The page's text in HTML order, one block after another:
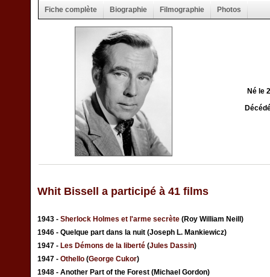
Fiche complète Biographie Filmographie Photos
Né le
Whit Bissell a participé à 41 films
1943 - Sherlock Holmes et l'arme secrète (Roy William Neill)
1946 - Quelque part dans la nuit (Joseph L. Mankiewicz)
1947 - Les Démons de la liberté (Jules Dassin)
1947 - Othello (George Cukor)
1948 - Another Part of the Forest (Michael Gordon)